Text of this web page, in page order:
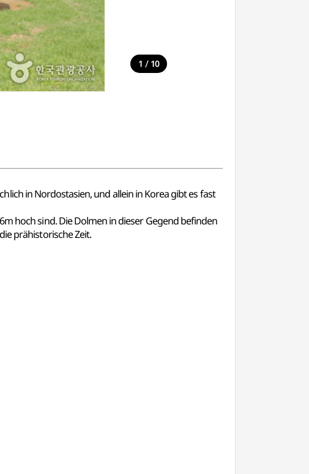
1 / 10
in Nordostasien, und allein in Korea gibt es fast
hoch sind. Die Dolmen in dieser Gegend befinden
prähistorische Zeit.